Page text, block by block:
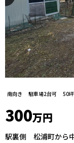
南向き 駐車場2台可 50
300万円
駅裏側 松浦町から